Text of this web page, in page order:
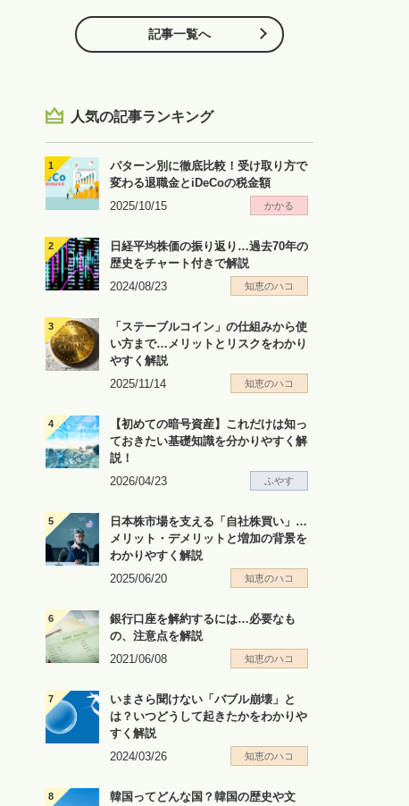
記事一覧へ
人気の記事ランキング
パターン別に徹底比較！受け取り方で
変わる退職金とiDeCoの税金額
2025/10/15
かかる
日経平均株価の振り返り…過去70年の
歴史をチャート付きで解説
2024/08/23
知恵のハコ
「ステーブルコイン」の仕組みから使
い方まで…メリットとリスクをわかり
やすく解説
2025/11/14
知恵のハコ
【初めての暗号資産】これだけは知っ
ておきたい基礎知識を分かりやすく解
説！
2026/04/23
ふやす
日本株市場を支える「自社株買い」…
メリット・デメリットと増加の背景を
わかりやすく解説
2025/06/20
知恵のハコ
銀行口座を解約するには…必要なも
の、注意点を解説
2021/06/08
知恵のハコ
いまさら聞けない「バブル崩壊」と
は？いつどうして起きたかをわかりや
すく解説
2024/03/26
知恵のハコ
韓国ってどんな国？韓国の歴史や文